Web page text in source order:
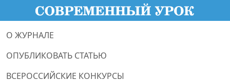
О ЖУРНАЛЕ
ОПУБЛИКОВАТЬ СТАТЬЮ
ВСЕРОССИЙСКИЕ КОНКУРСЫ